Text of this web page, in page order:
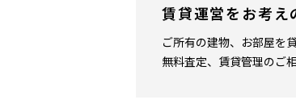
賃貸運営をお考え
ご所有の建物、お部屋を
無料査定、賃貸管理のご